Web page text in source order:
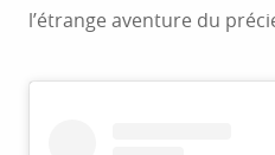
l’étrange aventure du